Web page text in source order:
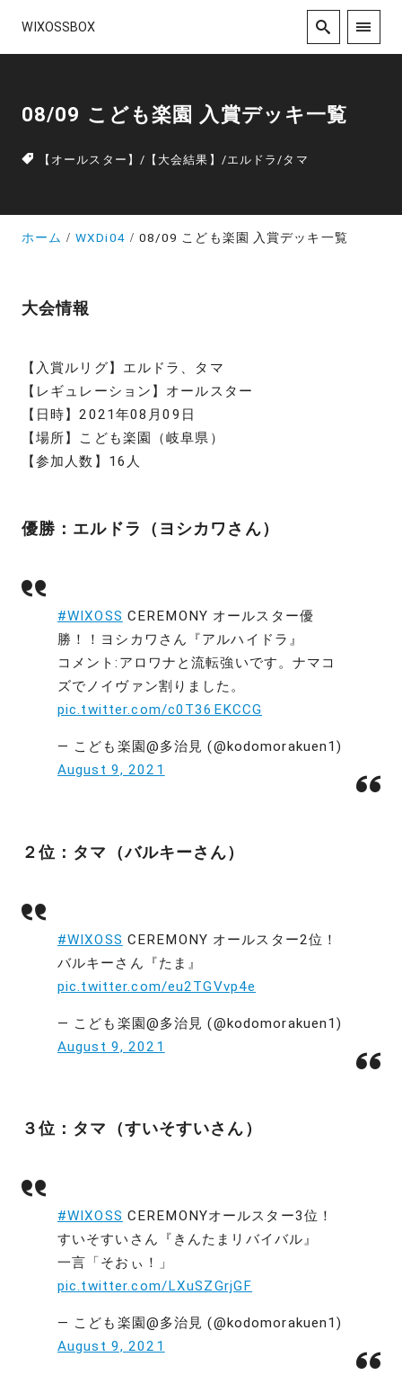
WIXOSSBOX
08/09 こども楽園 入賞デッキ一覧
【オールスター】 / 【大会結果】 /エルドラ/タマ
ホーム WXDi04 08/09 こども楽園 入賞デッキ一覧
大会情報
【入賞ルリグ】エルドラ、タマ
【レギュレーション】オールスター
【日時】2021年08月09日
【場所】こども楽園（岐阜県）
【参加人数】16人
優勝：エルドラ（ヨシカワさん）
#WIXOSS CEREMONY オールスター優
勝！！ヨシカワさん『アルハイドラ』
コメント:アロワナと流転強いです。ナマコ
ズでノイヴァン割りました。
pic.twitter.com/c0T36EKCCG
— こども楽園@多治見 (@kodomorakuen1)
August 9, 2021
２位：タマ（バルキーさん）
#WIXOSS CEREMONY オールスター2位！
バルキーさん『たま』
pic.twitter.com/eu2TGVvp4e
— こども楽園@多治見 (@kodomorakuen1)
August 9, 2021
３位：タマ（すいそすいさん）
#WIXOSS CEREMONYオールスター3位！
すいそすいさん『きんたまリバイバル』
一言「そおぃ！」
pic.twitter.com/LXuSZGrjGF
— こども楽園@多治見 (@kodomorakuen1)
August 9, 2021